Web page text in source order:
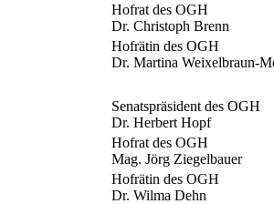
Hofrat des OGH
Dr. Christoph Brenn
Hofrätin des OGH
Dr. Martina Weixelbraun-
Senatspräsident des OGH
Dr. Herbert Hopf
Hofrat des OGH
Mag. Jörg Ziegelbauer
Hofrätin des OGH
Dr. Wilma Dehn